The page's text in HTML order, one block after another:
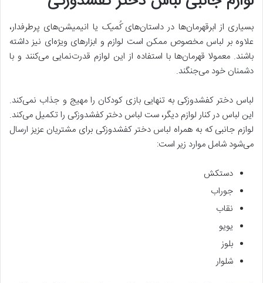
بسیاری از ابرقهرمان‌ها در داستان‌هایکُمیک یا انیمیشن‌های پرطرفدار،
علاوه بر لباس مخصوص ممکن است لوازم و ابزارهای ویژه‌ای نیز داشته
باشند. معمولا قهرمان‌ها با استفاده از این لوازم قدرت‌نمایی می‌کنند و با
دشمنان خود می‌جنگند.
لباس دختر کفشدوزکی به تنهایی بازی کودکان را مهیج و جذاب نمی‌کند.
این لباس در کنار لوازم دیگر، ست لباس دختر کفشدوزکی را تکمیل می‌کند.
لوازم جانبی که به همراه لباس دختر کفشدوزکی برای مشتریان عزیز ارسال
می‌شود شامل موارد زیر است:
دستکش
جوراب
نقاب
یویو
بلوز
شلوار